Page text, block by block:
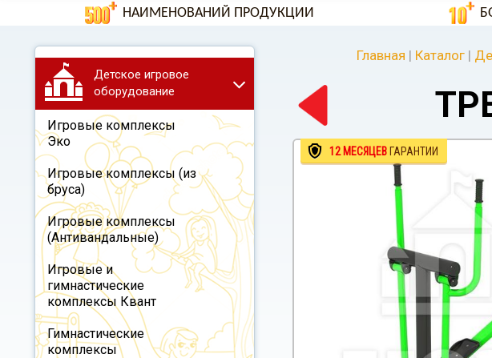
НАИМЕНОВАНИЙ ПРОДУКЦИИ
Детское игровое
оборудование
Игровые комплексы
Эко
Игровые комплексы (из
бруса)
Игровые комплексы
(Антивандальные)
Игровые и
гимнастические
комплексы Квант
Гимнастические
комплексы
Главная | Каталог |
12 МЕСЯЦЕВ ГАРАНТИИ